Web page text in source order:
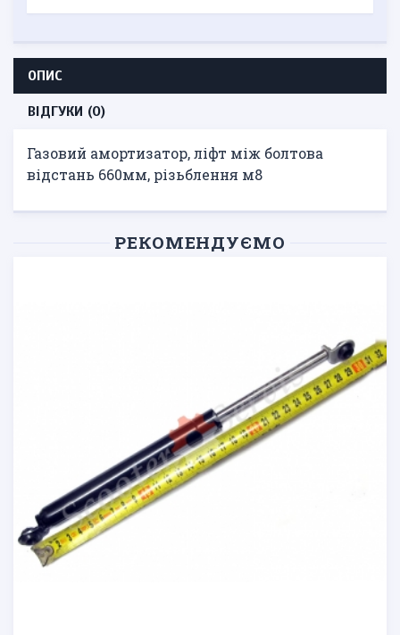
ОПИС
ВІДГУКИ (0)
Газовий амортизатор, ліфт між болтова
відстань 660мм, різьблення м8
РЕКОМЕНДУЄМО